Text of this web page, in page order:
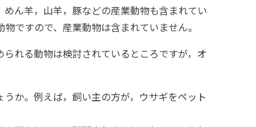
ん羊，山羊，豚などの産業動物も含まれてい
ですので、産業動物は含まれていません。
れる動物は検討されているところですが，オ
か。例えば，飼い主の方が，ウサギをペット